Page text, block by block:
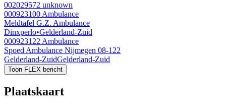
002029572 unknown
000923100 Ambulance
Meldtafel G.Z. Ambulance
Dinxperlo•Gelderland-Zuid
000923122 Ambulance
Spoed Ambulance Nijmegen 08-122
Gelderland-ZuidGelderland-Zuid
Toon FLEX bericht
Plaatskaart